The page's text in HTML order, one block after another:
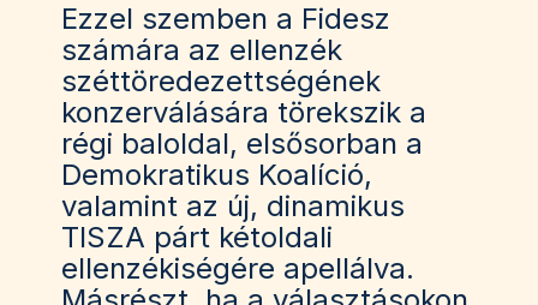
Ezzel szemben a Fidesz
számára az ellenzék
széttöredezettségének
konzerválására törekszik a
régi baloldal, elsősorban a
Demokratikus Koalíció,
valamint az új, dinamikus
TISZA párt kétoldali
ellenzékiségére apellálva.